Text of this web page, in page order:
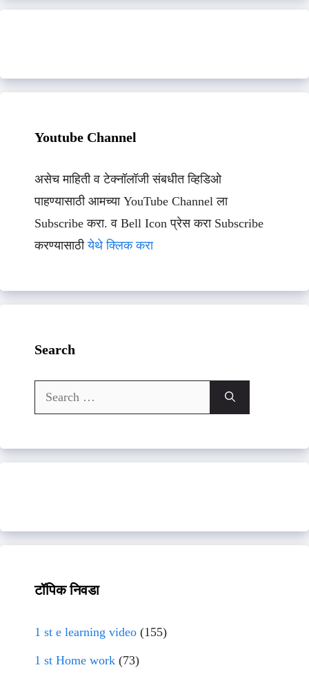
Youtube Channel
असेच माहिती व टेक्नॉलॉजी संबधीत व्हिडिओ
पाहण्यासाठी आमच्या YouTube Channel ला
Subscribe करा. व Bell Icon प्रेस करा Subscribe
करण्यासाठीयेथे क्लिक करा
Search
Search
for:
टॉपिक निवडा
1 st e learning video (155)
1 st Home work (73)